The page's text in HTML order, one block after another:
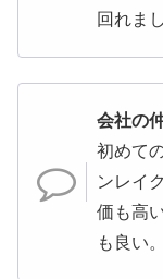
回れま
会社の
初めて
ンレイ
価も高
も良い